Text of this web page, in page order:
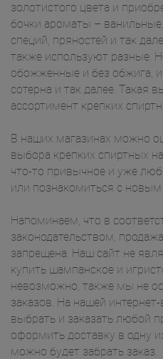
золотистого цвета и
бочки ароматы –
специй, пряностей и так
также используют разные.
обожженные и без обжига,
сотерна и так далее. Такая
ассортимент крепких
В наших магазинах можно
выбора крепких спиртных
что-то привычное и уже
или познакомиться с
Напоминаем, что в
законодательством,
запрещена. Наш сайт не
купить шампанское и
невозможно, также мы не
заказов. На нашей
выбрать и заказать любой
оформить доставку в одну
можно будет забрать заказ.